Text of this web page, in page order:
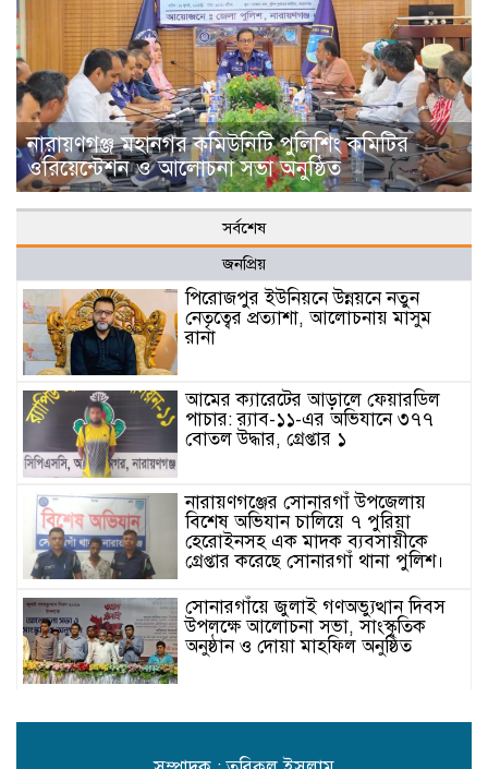
নারায়ণগঞ্জ মহানগর কমিউনিটি পুলিশিং কমিটির
ওরিয়েন্টেশন ও আলোচনা সভা অনুষ্ঠিত
সর্বশেষ
জনপ্রিয়
পিরোজপুর ইউনিয়নে উন্নয়নে নতুন
নেতৃত্বের প্রত্যাশা, আলোচনায় মাসুম
রানা
আমের ক্যারেটের আড়ালে ফেয়ারডিল
পাচার: র‍্যাব-১১-এর অভিযানে ৩৭৭
বোতল উদ্ধার, গ্রেপ্তার ১
নারায়ণগঞ্জের সোনারগাঁ উপজেলায়
বিশেষ অভিযান চালিয়ে ৭ পুরিয়া
হেরোইনসহ এক মাদক ব্যবসায়ীকে
গ্রেপ্তার করেছে সোনারগাঁ থানা পুলিশ।
সোনারগাঁয়ে জুলাই গণঅভ্যুত্থান দিবস
উপলক্ষে আলোচনা সভা, সাংস্কৃতিক
অনুষ্ঠান ও দোয়া মাহফিল অনুষ্ঠিত
বাবাকে হত্যা: প্রধান আসামি নোবেল